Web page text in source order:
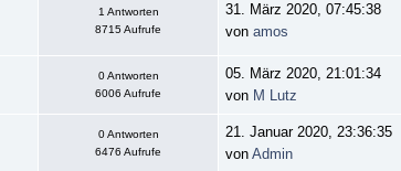
1 Antworten
8715 Aufrufe
31. März 2020, 07:45:38
vonamos
0 Antworten
6006 Aufrufe
05. März 2020, 21:01:34
von M Lutz
0 Antworten
6476 Aufrufe
21. Januar 2020, 23:36:35
vonAdmin